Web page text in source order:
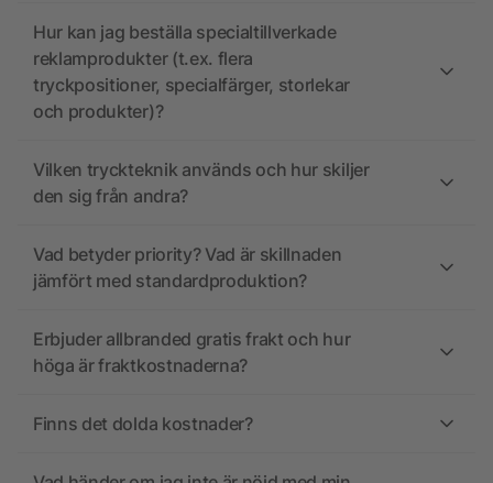
Hur kan jag beställa specialtillverkade
reklamprodukter (t.ex. flera
tryckpositioner, specialfärger, storlekar
och produkter)?
Vilken tryckteknik används och hur skiljer
den sig från andra?
Vad betyder priority? Vad är skillnaden
jämfört med standardproduktion?
Erbjuder allbranded gratis frakt och hur
höga är fraktkostnaderna?
Finns det dolda kostnader?